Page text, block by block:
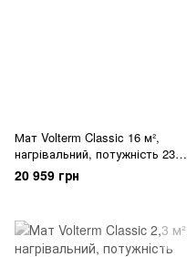
Мат Volterm Classic 16 м²,
нагрівальний, потужність 2300
Вт
20 959 грн